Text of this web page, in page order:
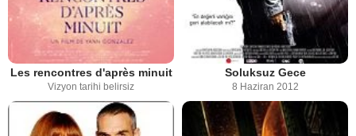
Les rencontres d'après minuit
Vizyon tarihi belirsiz
Soluksuz Gece
8 Haziran 2012